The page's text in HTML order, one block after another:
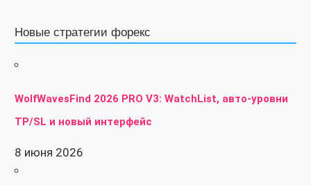
Новые стратегии форекс
WolfWavesFind 2026 PRO V3: WatchList, авто-уровни
TP/SL и новый интерфейс
8 июня 2026